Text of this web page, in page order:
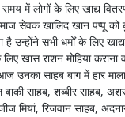
में लोगों के लिए खाद्य
खालिद खान पप्पू को
सभी धर्मों के लिए
खास राशन मोहिया
साहब बाग में हार
साहब, शब्बीर साहब,
मियां, रिजवान साहब,